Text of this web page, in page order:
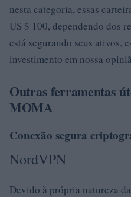
nesta categoria, essas
US $ 100, dependendo dos
está segurando seus ativos,
investimento em nossa
Outras ferramentas
MOMA
Conexão segura
NordVPN
Devido à própria natureza